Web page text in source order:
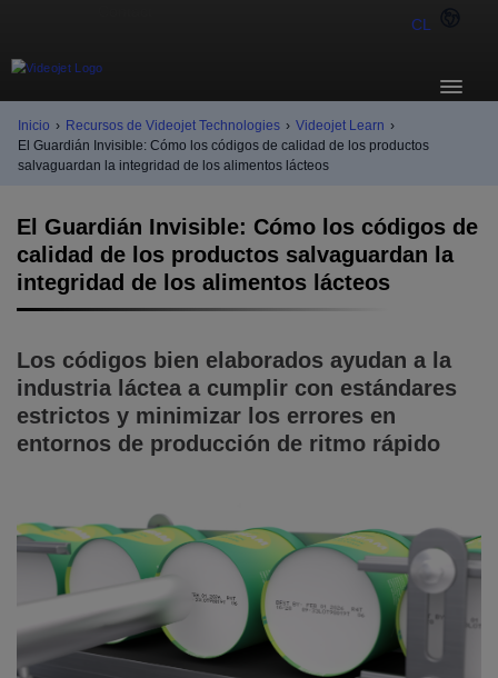
CL
Inicio › Recursos de Videojet Technologies › Videojet Learn ›
El Guardián Invisible: Cómo los códigos de calidad de los productos
salvaguardan la integridad de los alimentos lácteos
El Guardián Invisible: Cómo los códigos de
calidad de los productos salvaguardan la
integridad de los alimentos lácteos
Los códigos bien elaborados ayudan a la
industria láctea a cumplir con estándares
estrictos y minimizar los errores en
entornos de producción de ritmo rápido